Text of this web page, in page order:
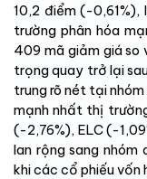
10,2 điểm (-
trường phân hóa
409 mã giảm giá
trọng quay trở lại
trung rõ nét tại
mạnh nhất thị
(-2,76%), ELC (-
lan rộng sang
khi các cổ phiếu vốn